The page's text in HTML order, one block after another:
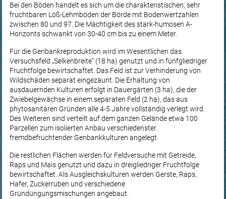
Bei den Böden handelt es sich um die charakteristischen, sehr
fruchtbaren Löß-Lehmböden der Börde mit Bodenwertzahlen
zwischen 80 und 97. Die Mächtigkeit des stark-humosen A-
Horizonts schwankt von 30-40 cm bis zu einem Meter.
Für die Genbankreproduktion wird im Wesentlichen das
Versuchsfeld „Selkenbreite“ (18 ha) genutzt und in fünfgliedriger
Fruchtfolge bewirtschaftet. Das Feld ist zur Verhinderung von
Wildschäden separat eingezäunt. Die Erhaltung von
ausdauernden Kulturen erfolgt in Dauergärten (3 ha), die der
Zwiebelgewächse in einem separaten Feld (2 ha), das aus
phytosanitären Gründen alle 4-5 Jahre vollständig verlegt wird.
Des Weiteren sind verteilt auf dem ganzen Gelände etwa 100
Parzellen zum isolierten Anbau verschiedenster
fremdbefruchtender Genbankkulturen angelegt.
Die restlichen Flächen werden für Feldversuche mit Getreide,
Raps und Mais genutzt und dazu in dreigliedriger Fruchtfolge
bewirtschaftet. Als Ausgleichskulturen werden Gerste, Raps,
Hafer, Zuckerrüben und verschiedene
Gründüngungsmischungen angebaut.